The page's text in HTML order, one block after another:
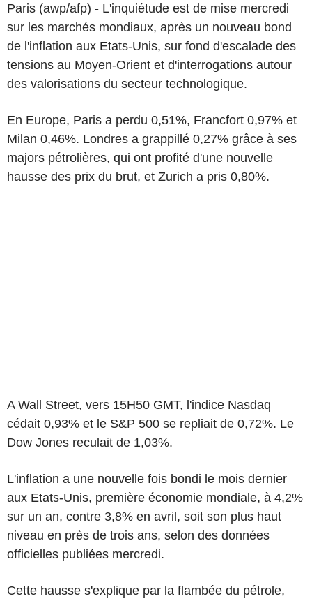
Paris (awp/afp) - L'inquiétude est de mise mercredi
sur les marchés mondiaux, après un nouveau bond
de l'inflation aux Etats-Unis, sur fond d'escalade des
tensions au Moyen-Orient et d'interrogations autour
des valorisations du secteur technologique.
En Europe, Paris a perdu 0,51%, Francfort 0,97% et
Milan 0,46%. Londres a grappillé 0,27% grâce à ses
majors pétrolières, qui ont profité d'une nouvelle
hausse des prix du brut, et Zurich a pris 0,80%.
A Wall Street, vers 15H50 GMT, l'indice Nasdaq
cédait 0,93% et le S&P 500 se repliait de 0,72%. Le
Dow Jones reculait de 1,03%.
L'inflation a une nouvelle fois bondi le mois dernier
aux Etats-Unis, première économie mondiale, à 4,2%
sur un an, contre 3,8% en avril, soit son plus haut
niveau en près de trois ans, selon des données
officielles publiées mercredi.
Cette hausse s'explique par la flambée du pétrole,